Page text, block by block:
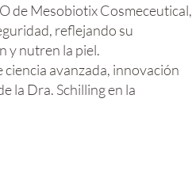
de Mesobiotix Cosmeceutical,
reflejando su
y nutren la piel.
avanzada, innovación
la Dra. Schilling en la